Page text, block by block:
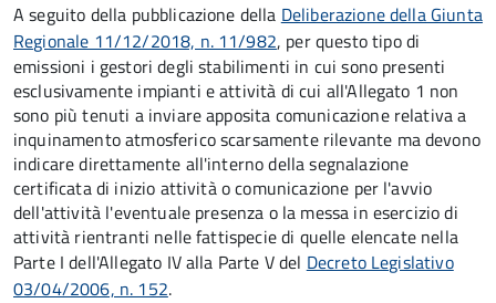
A seguito della pubblicazione della Deliberazione della Giunta
Regionale 11/12/2018, n. 11/982, per questo tipo di
emissioni i gestori degli stabilimenti in cui sono presenti
esclusivamente impianti e attività di cui all'Allegato 1 non
sono più tenuti a inviare apposita comunicazione relativa a
inquinamento atmosferico scarsamente rilevante ma devono
indicare direttamente all'interno della segnalazione
certificata di inizio attività o comunicazione per l'avvio
dell'attività l'eventuale presenza o la messa in esercizio di
attività rientranti nelle fattispecie di quelle elencate nella
Parte I dell'Allegato IV alla Parte V del Decreto Legislativo
03/04/2006, n. 152.